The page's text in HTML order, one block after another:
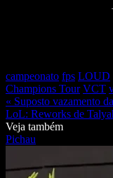
campeonato fps LOUD
Champions Tour VCT
« Suposto vazamento
LoL: Reworks de
Veja também
Pichau